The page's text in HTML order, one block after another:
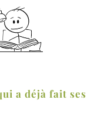
a déjà fait ses